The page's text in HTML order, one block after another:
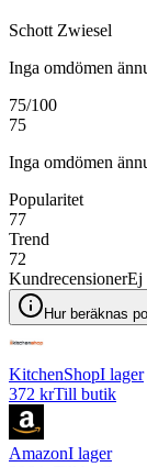
Schott Zwiesel
Inga omdömen
75/100
75
Inga omdömen
Popularitet
77
Trend
72
KundrecensionerEj
Hur beräknas
KitchenShopI lager
372 krTill butik
AmazonI lager